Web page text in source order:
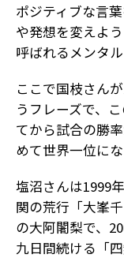
ポジティブな言
や発想を変えよ
呼ばれるメンタ
ここで国枝さん
うフレーズで、
てから試合の勝
めて世界一位に
塩沼さんは1999
関の荒行「大峯
の大阿闍梨で、
九日間続ける「